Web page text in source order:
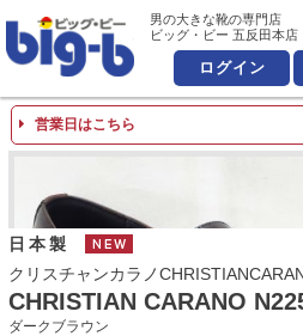
男の大き
男の大きな靴の専門店
ビッグ・ビー 五反田本店
ログイン
営業日はこちら
日本製
クリスチャンカラノ
CHRISTIAN CARANO
ダークブラウン